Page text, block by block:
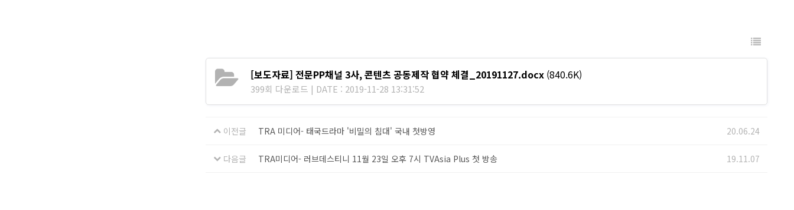
[보도자료] 전문PP채널 3사, 콘텐츠 공동제작 협약 체결_20191127.docx(840.6K)
399회 다운로드 | DATE : 2019-11-28 13:31:52
이전글 TRA 미디어- 태국드라마 '비밀의 침대' 국내 첫방영 20.06.24
다음글 TRA미디어- 러브데스티니 11월 23일 오후 7시 TVAsia Plus 첫 방송 19.11.07